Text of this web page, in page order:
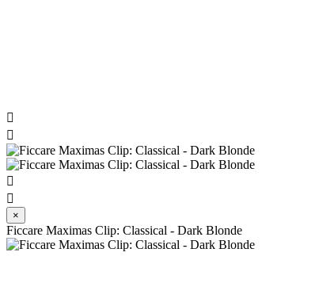




×
Ficcare Maximas Clip: Classical - Dark Blonde